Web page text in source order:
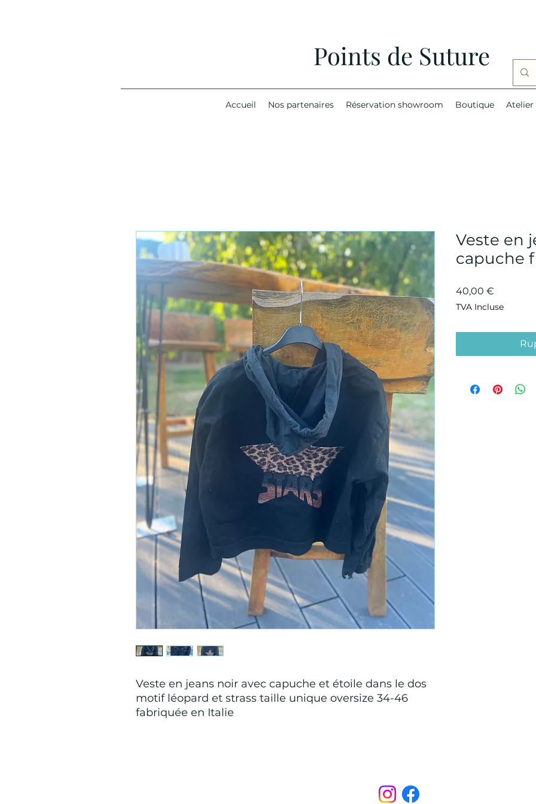
Points de Suture
Accueil Nos partenaires Réservation showroom Boutique Atelier
Veste en jeans noir avec capuche et étoile dans le dos
motif léopard et strass taille unique oversize 34-46
fabriquée en Italie
Veste en
capuche
40,00 €
TVA Incluse